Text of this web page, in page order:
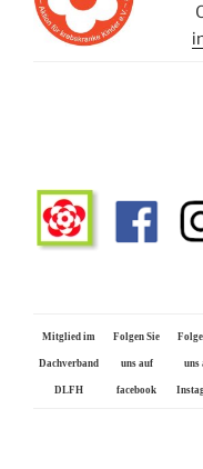
Mitglied im
Dachverband
DLFH
Folgen Sie
uns auf
facebook
uns